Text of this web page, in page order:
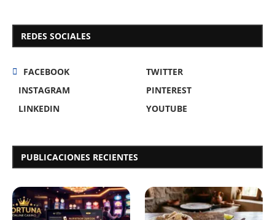
REDES SOCIALES
FACEBOOK
TWITTER
INSTAGRAM
PINTEREST
LINKEDIN
YOUTUBE
PUBLICACIONES RECIENTES